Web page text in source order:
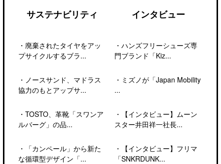
サステナビリティ
・ 廃棄されたタイヤをアッ
プサイクルするブラ...
・ ノースサンド、マドラス
協力のもとアップサ...
・ TOSTO、革靴「スワンア
ルバーグ」の品...
・
「カンペール」から新た
な循環型デザイン「...
インタビュー
・ ハンズフリーシューズ専
門ブランド「Kiz...
・ ミズノが「Japan Mobility
...
・
【インタビュー】ムーン
スター井田祥一社長...
・
【インタビュー】フリマ
「SNKRDUNK...